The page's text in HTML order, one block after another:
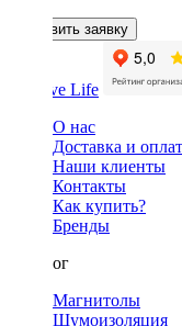
Оставить заявку
О нас
Доставка и
Наши клиенты
Контакты
Как купить?
Бренды
Каталог
Магнитолы
Шумоизоляция